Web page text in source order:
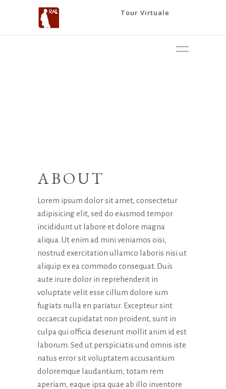
Tour Virtuale
ABOUT
Lorem ipsum dolor sit amet, consectetur
adipisicing elit, sed do eiusmod tempor
incididunt ut labore et dolore magna
aliqua. Ut enim ad mini veniamos oisi,
nostrud exercitation ullamco laboris nisi ut
aliquip ex ea commodo consequat. Duis
aute irure dolor in reprehenderit in
voluptate velit esse cillum dolore ium
fugiats nulla en pariatur. Excepteur sint
occaecat cupidatat non proident, sunt in
culpa qui officia deserunt mollit anim id est
laborum. Sed ut perspiciatis und omnis iste
natus error sit voluptatem accusantium
doloremque laudantium, totam rem
aperiam, eaque ipsa quae ab illo inventore